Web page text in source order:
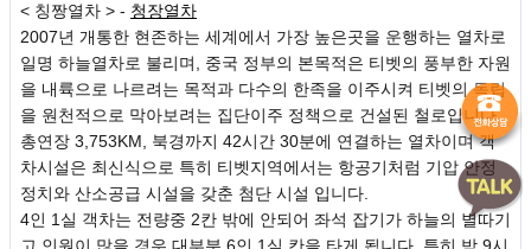
< 칭짱열차 > - 청장열차
2007년 개통한 현존하는 세계에서 가장 높은곳을 운행하는 열차로
일명 하늘열차로 불리며, 중국 정부의 본목적은 티벳의 풍부한 자원
을 내륙으로 나르려는 목적과 다수의 한족을 이주시켜 티벳의 독립
을 원천적으로 막아보려는 집단이주 정책으로 건설된 철로입니다.
총연장 3,753KM, 북경까지 42시간 30분에 연결하는 열차이며 객
차시설은 최신식으로 특히 티벳지역에서는 항공기처럼 기압 안정
정치와 산소공급 시설을 갖춘 첨단 시설 입니다.
4인 1실 객차는 전량중 2칸 밖에 안되어 좌석 잡기가 하늘의 별따기